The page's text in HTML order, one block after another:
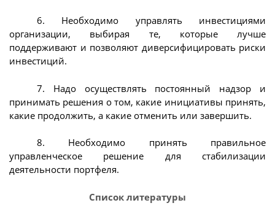
6. Необходимо управлять инвестициями
организации, выбирая те, которые лучше
поддерживают и позволяют диверсифицировать риски
инвестиций.
7. Надо осуществлять постоянный надзор и
принимать решения о том, какие инициативы принять,
какие продолжить, а какие отменить или завершить.
8. Необходимо принять правильное
управленческое решение для стабилизации
деятельности портфеля.
Список литературы